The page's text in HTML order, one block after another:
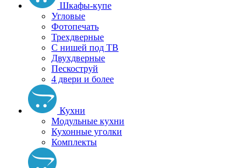
Шкафы-купе
Угловые
Фотопечать
Трехдверные
С нишей под ТВ
Двухдверные
Пескоструй
4 двери и более
Кухни
Модульные кухни
Кухонные уголки
Комплекты